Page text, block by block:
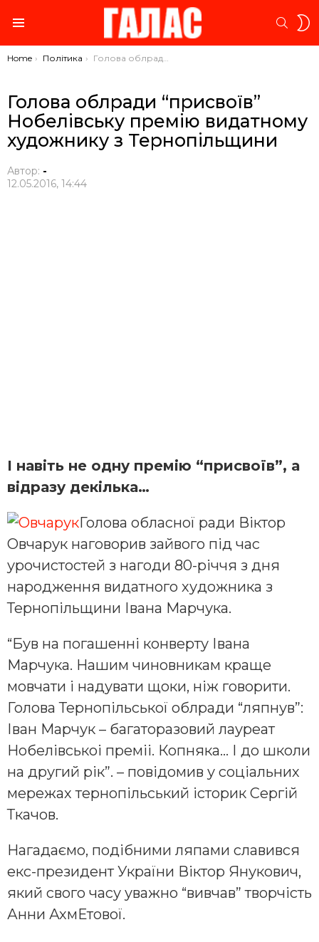
You are here:
Home Політика Голова облради “присвоїв” Нобелівську премію видатному художнику з Тернопільщини
Голова облради “присвоїв”
Нобелівську премію видатному
художнику з Тернопільщини
Автор: -
12.05.2016, 14:44
І навіть не одну премію “присвоїв”, а
відразу декілька…
Голова обласної ради Віктор
Овчарук наговорив зайвого під час
урочистостей з нагоди 80-річчя з дня
народження видатного художника з
Тернопільщини Івана Марчука.
“Був на погашенні конверту Івана
Марчука. Нашим чиновникам краще
мовчати і надувати щоки, ніж говорити.
Голова Тернопільської облради “ляпнув”:
Іван Марчук – багаторазовий лауреат
Нобелівськоі преміі. Копняка… І до школи
на другий рік”. – повідомив у соціальних
мережах тернопільський історик Сергій
Ткачов.
Нагадаємо, подібними ляпами славився
екс-президент України Віктор Янукович,
який свого часу уважно “вивчав” творчість
Анни АхмЕтової.